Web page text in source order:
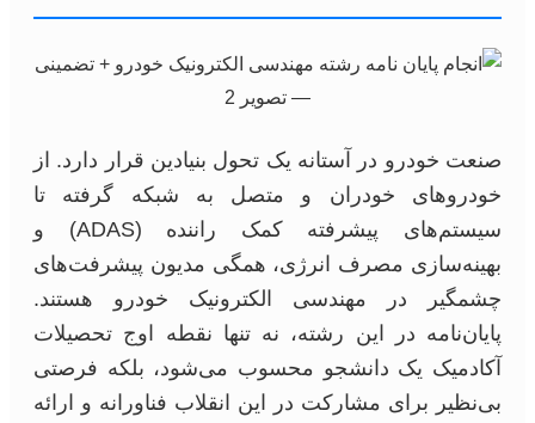
صنعت خودرو در آستانه یک تحول بنیادین قرار دارد. از
خودروهای خودران و متصل به شبکه گرفته تا
سیستم‌های پیشرفته کمک راننده (ADAS) و
بهینه‌سازی مصرف انرژی، همگی مدیون پیشرفت‌های
چشمگیر در مهندسی الکترونیک خودرو هستند.
پایان‌نامه در این رشته، نه تنها نقطه اوج تحصیلات
آکادمیک یک دانشجو محسوب می‌شود، بلکه فرصتی
بی‌نظیر برای مشارکت در این انقلاب فناورانه و ارائه